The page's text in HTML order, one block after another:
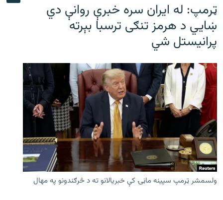
ټرمپ: له ایران سره خبرې روانې دي
ښايي د هرمز تنګی ترسبا بېرته
پرانیستل شي
ولسمشر ټرمپ سپینه ماڼۍ کې خبریالانو ته د څرګندونو په مهال